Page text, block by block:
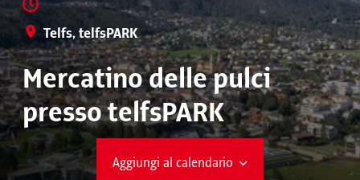
Telfs, telfsPARK
Mercatino delle pulci
presso telfsPARK
Aggiungi al calendario